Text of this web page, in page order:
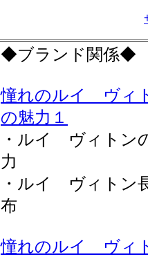
◆ブランド関係◆
憧れのルイ ヴィ
の魅力１
・ルイ ヴィトン
力
・ルイ ヴィトン
布
憧れのルイ ヴィ